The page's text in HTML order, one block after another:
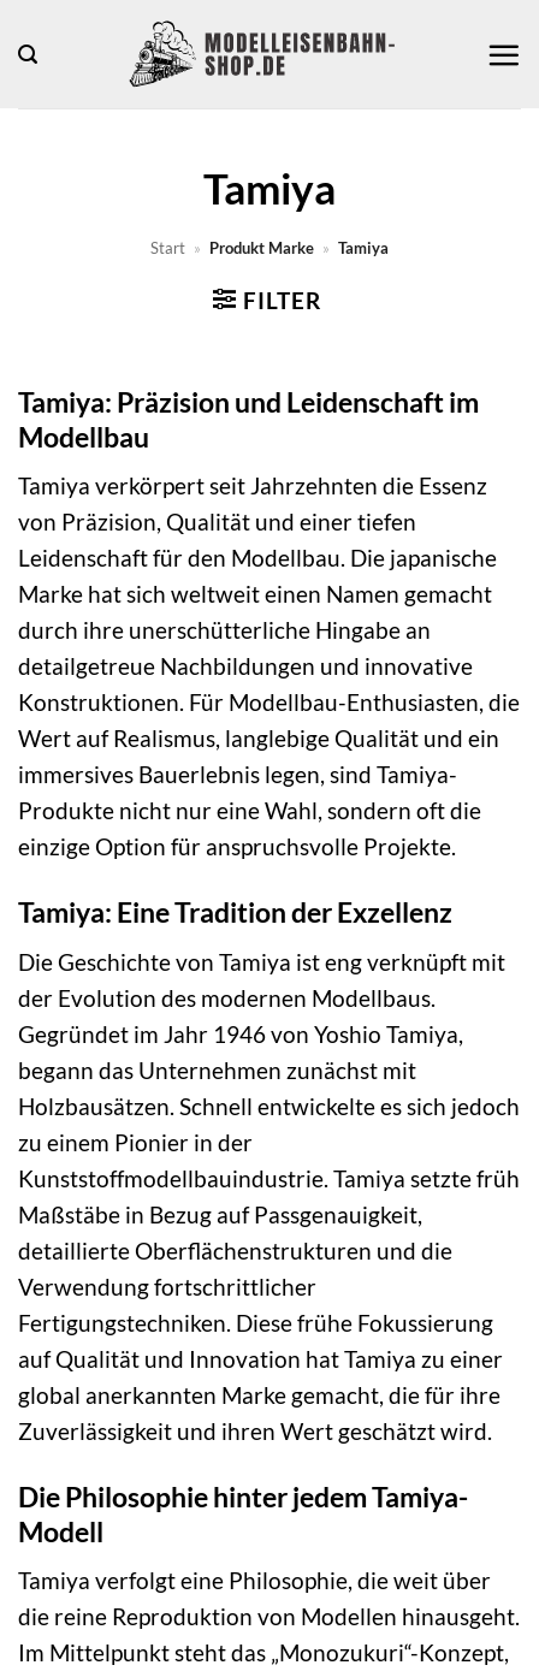
Inhalt
Tamiya
Start » Produkt Marke » Tamiya
FILTER
Tamiya: Präzision und Leidenschaft im
Modellbau
Tamiya verkörpert seit Jahrzehnten die Essenz
von Präzision, Qualität und einer tiefen
Leidenschaft für den Modellbau. Die japanische
Marke hat sich weltweit einen Namen gemacht
durch ihre unerschütterliche Hingabe an
detailgetreue Nachbildungen und innovative
Konstruktionen. Für Modellbau-Enthusiasten, die
Wert auf Realismus, langlebige Qualität und ein
immersives Bauerlebnis legen, sind Tamiya-
Produkte nicht nur eine Wahl, sondern oft die
einzige Option für anspruchsvolle Projekte.
Tamiya: Eine Tradition der Exzellenz
Die Geschichte von Tamiya ist eng verknüpft mit
der Evolution des modernen Modellbaus.
Gegründet im Jahr 1946 von Yoshio Tamiya,
begann das Unternehmen zunächst mit
Holzbausätzen. Schnell entwickelte es sich jedoch
zu einem Pionier in der
Kunststoffmodellbauindustrie. Tamiya setzte früh
Maßstäbe in Bezug auf Passgenauigkeit,
detaillierte Oberflächenstrukturen und die
Verwendung fortschrittlicher
Fertigungstechniken. Diese frühe Fokussierung
auf Qualität und Innovation hat Tamiya zu einer
global anerkannten Marke gemacht, die für ihre
Zuverlässigkeit und ihren Wert geschätzt wird.
Die Philosophie hinter jedem Tamiya-
Modell
Tamiya verfolgt eine Philosophie, die weit über
die reine Reproduktion von Modellen hinausgeht.
Im Mittelpunkt steht das „Monozukuri“-Konzept,